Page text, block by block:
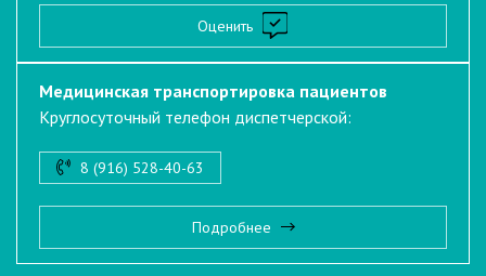
Оценить
Медицинская транспортировка пациентов
Круглосуточный телефон диспетчерской:
8 (916) 528-40-63
Подробнее